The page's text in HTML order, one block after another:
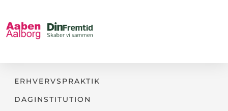
ERHVERVSPRAKTIK
DAGINSTITUTION